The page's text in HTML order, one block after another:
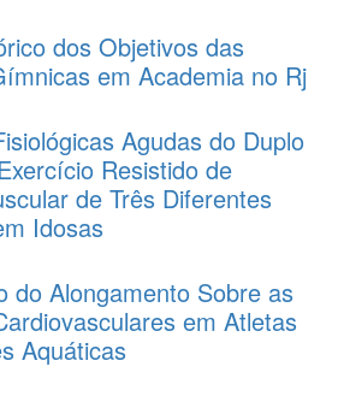
dos Objetivos das
em Academia no Rj
Agudas do Duplo
Resistido de
de Três Diferentes
Idosas
do Alongamento Sobre as
em Atletas
Aquáticas